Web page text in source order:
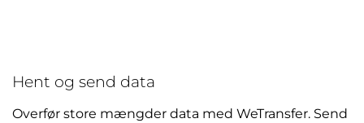
Hent og send data
Overfør store mængder data med WeTransfer. Send